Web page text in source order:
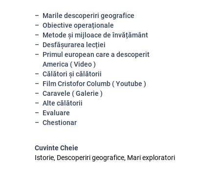
Marile descoperiri geografice
Obiective operaționale
Metode și mijloace de învățământ
Desfășurarea lecției
Primul european care a descoperit
America ( Video )
Călători și călătorii
Film Cristofor Columb ( Youtube )
Caravele ( Galerie )
Alte călătorii
Evaluare
Chestionar
Cuvinte Cheie
Istorie, Descoperiri geografice, Mari exploratori